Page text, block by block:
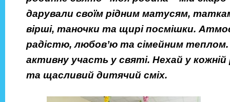
дарували своїм рідним матусям,
вірші, таночки та щирі посмішки.
радістю, любов’ю та сімейним
активну участь у святі. Нехай у
та щасливий дитячий сміх.